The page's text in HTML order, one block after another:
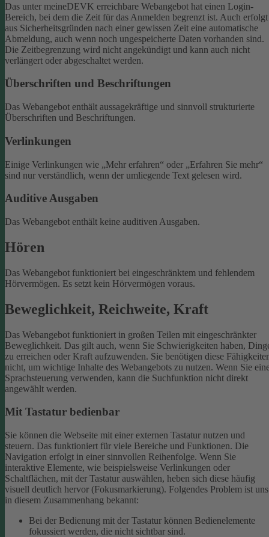
Das unter meineDEVK erreichbare Webangebot hat einen Login-
Bereich, bei dem die Zeit für das Anmelden begrenzt ist. Auch erfolgt
aus Sicherheitsgründen nach einer gewissen Zeit eine automatische
Abmeldung, auch wenn noch ungespeicherte Daten vorhanden sind.
Die Zeitbegrenzung wird nicht angekündigt und kann auch nicht
verlängert oder abgeschaltet werden.
Überschriften und Beschriftungen
Das Webangebot enthält aussagekräftige und sinnvoll strukturierte
Überschriften und Beschriftungen.
Verlinkungen
Einige Verlinkungen wie „Mehr erfahren“ oder „Erfahren Sie mehr“
sind nur verständlich, wenn der umliegende Text gelesen wird.
Auditive Ausgaben
Das Webangebot enthält keine auditiven Ausgaben.
Hören
Das Webangebot funktioniert bei eingeschränktem und fehlendem
Hörvermögen. Es setzt kein Hörvermögen voraus.
Beweglichkeit, Reichweite, Kraft
Das Webangebot funktioniert in großen Teilen mit eingeschränkter
Beweglichkeit. Das gilt auch, wenn Sie Schwierigkeiten haben,
zu erreichen oder Kraft aufzuwenden. Sie benötigen diese
nicht, um wichtige Inhalte des Webangebots zu nutzen. Wenn Sie
Sprachsteuerung verwenden, kann die Suchfunktion nicht direkt
angewählt werden.
Mit Tastatur bedienbar
Sie können die Webseite mit einer externen Tastatur nutzen und
steuern. Das funktioniert für viele Bereiche und Funktionen. Die
Navigation erfolgt in einer sinnvollen Reihenfolge. Wenn Sie
interaktive Elemente, wie beispielsweise Verlinkungen oder
Schaltflächen, mit der Tastatur auswählen, heben sich diese häufig
visuell deutlich hervor (Fokusmarkierung). Folgendes Problem ist uns
in diesem Zusammenhang bekannt:
Bei der Bedienung mit der Tastatur können Bedienelemente
fokussiert werden, die nicht sichtbar sind.